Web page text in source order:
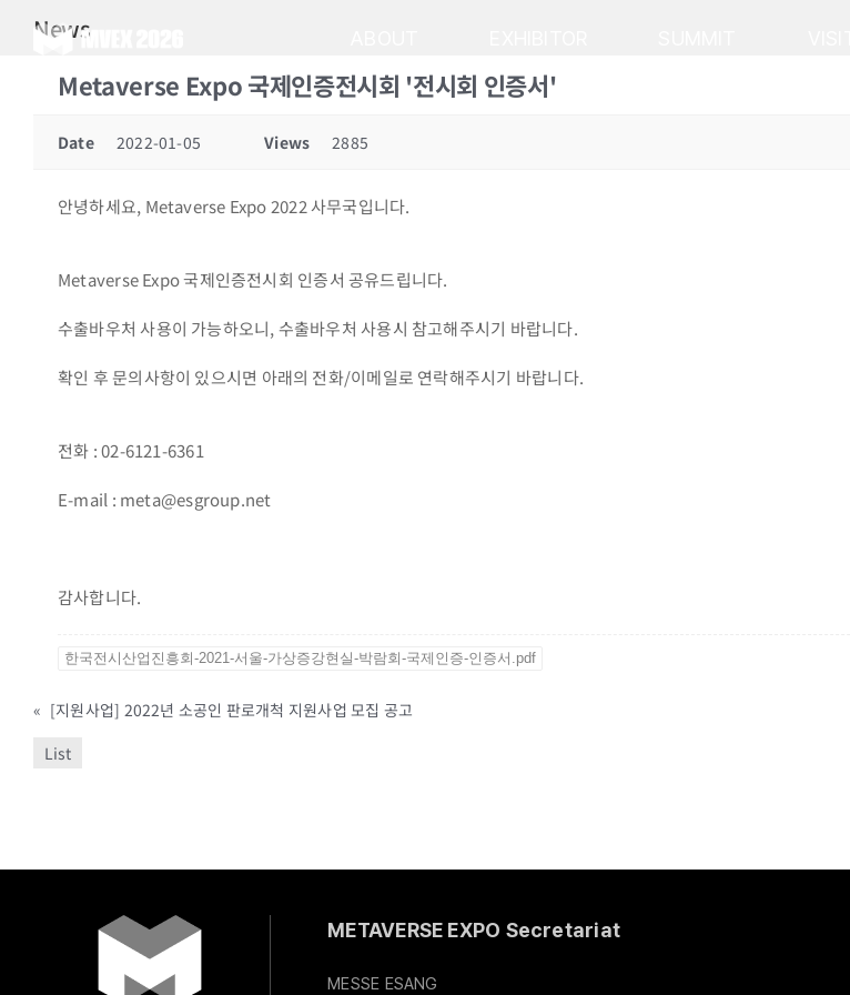
News
Metaverse Expo 국제인증전시회 '전시회 인증서'
Date 2022-01-05 Views 2885
안녕하세요, Metaverse Expo 2022 사무국입니다.
Metaverse Expo 국제인증전시회 인증서 공유드립니다.
수출바우처 사용이 가능하오니, 수출바우처 사용시 참고해주시기 바랍니다.
확인 후 문의사항이 있으시면 아래의 전화/이메일로 연락해주시기 바랍니다.
전화 : 02-6121-6361
E-mail : meta@esgroup.net
감사합니다.
한국전시산업진흥회-2021-서울-가상증강현실-박람회-국제인증-인증서.pdf
« [지원사업] 2022년 소공인 판로개척 지원사업 모집 공고
List
METAVERSE EXPO Secretariat
MESSE ESANG